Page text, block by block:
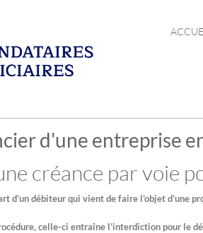
d'une entreprise
créance par voie
d’un débiteur qui vient de faire l’objet d’une
celle-ci entraîne l’interdiction pour le